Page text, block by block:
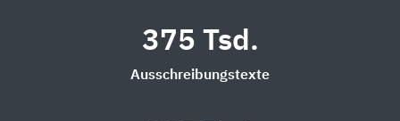
375 Tsd.
Ausschreibungstexte